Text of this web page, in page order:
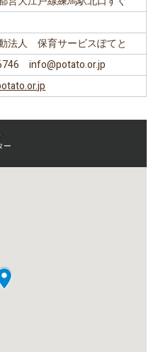
法人 保育サービスぽてと
info@potato.or.jp